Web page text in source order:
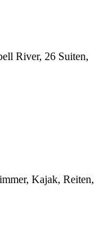
River, 26 Suiten,
Kajak, Reiten,